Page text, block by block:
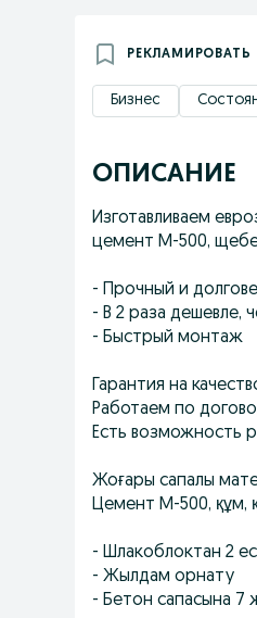
РЕКЛАМИРОВАТЬ
Бизнес
ОПИСАНИЕ
Изготавливаем
цемент М-500,
- Прочный и
- В 2 раза дешевле,
- Быстрый монтаж
Гарантия на
Работаем по
Есть возможность
Жоғары сапалы
Цемент М-500, құм,
- Шлакоблоктан 2
- Жылдам орнату
- Бетон сапасына 7